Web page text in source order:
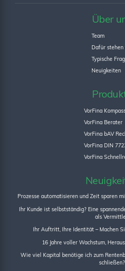
Über
Team
Dafür stehen
Typische
Neuigkeiten
VorFina
VorFina Berater
VorFina bAV
VorFina DIN
VorFina
Prozesse automatisieren und Zeit sparen
Ihr Kunde ist selbstständig? Eine
als
Ihr Auftritt, Ihre Identität – Machen
16 Jahre voller Wachstum,
Wie viel Kapital benötige ich zum
schließen?